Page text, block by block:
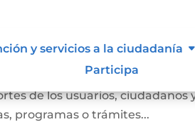
y servicios a la ciudadanía
Participa
participación que busca
de los usuarios, ciudadanos
programas o trámites...